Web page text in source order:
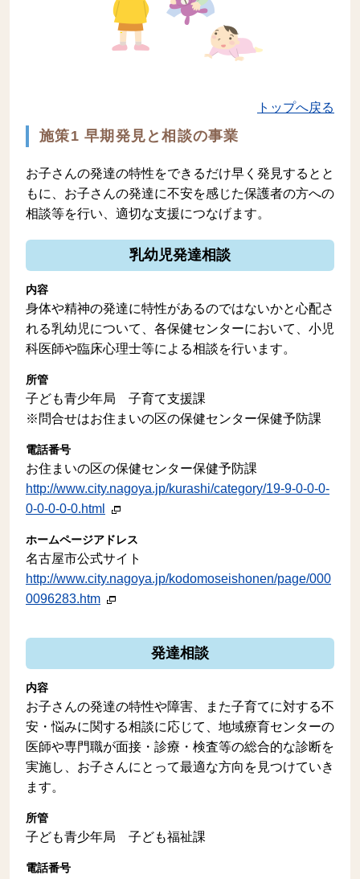
トップへ戻る
施策1 早期発見と相談の事業
お子さんの発達の特性をできるだけ早く発見するとと
もに、お子さんの発達に不安を感じた保護者の方への
相談等を行い、適切な支援につなげます。
乳幼児発達相談
内容
身体や精神の発達に特性があるのではないかと心配さ
れる乳幼児について、各保健センターにおいて、小児
科医師や臨床心理士等による相談を行います。
所管
子ども青少年局 子育て支援課
※問合せはお住まいの区の保健センター保健予防課
電話番号
お住まいの区の保健センター保健予防課
http://www.city.nagoya.jp/kurashi/category/19-9-0-0-0-
0-0-0-0-0.html
ホームページアドレス
名古屋市公式サイト
http://www.city.nagoya.jp/kodomoseishonen/page/000
0096283.htm
発達相談
内容
お子さんの発達の特性や障害、また子育てに対する不
安・悩みに関する相談に応じて、地域療育センターの
医師や専門職が面接・診療・検査等の総合的な診断を
実施し、お子さんにとって最適な方向を見つけていき
ます。
所管
子ども青少年局 子ども福祉課
電話番号